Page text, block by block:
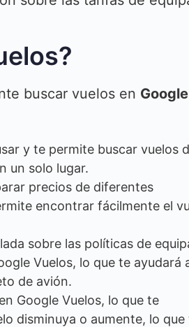
buscar vuelos en Google
y te permite buscar vuelos
un solo lugar.
precios de diferentes
encontrar fácilmente el
sobre las políticas de
Vuelos, lo que te ayudará
de avión.
Google Vuelos, lo que te
disminuya o aumente, lo que